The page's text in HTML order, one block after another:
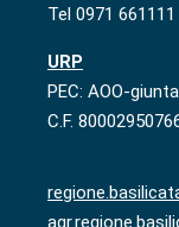
Tel 0971 661111
URP
PEC: AOO-
C.F.